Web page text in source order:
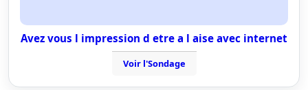
Avez vous l impression d etre a l aise avec internet
Voir l'Sondage